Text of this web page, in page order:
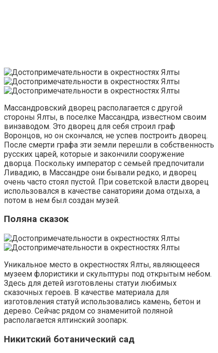
Массандровский дворец располагается с другой
стороны Ялты, в поселке Массандра, известном своим
винзаводом. Это дворец для себя строил граф
Воронцов, но он скончался, не успев построить дворец.
После смерти графа эти земли перешли в собственность
русских царей, которые и закончили сооружение
дворца. Поскольку император с семьей предпочитали
Ливадию, в Массандре они бывали редко, и дворец
очень часто стоял пустой. При советской власти дворец
использовался в качестве санаторияи дома отдыха, а
потом в нем был создан музей.
Поляна сказок
Уникальное место в окрестностях Ялты, являющееся
музеем флористики и скульптуры под открытым небом.
Здесь для детей изготовлены статуи любимых
сказочных героев. В качестве материала для
изготовления статуй использовались камень, бетон и
дерево. Сейчас рядом со знаменитой поляной
располагается ялтинский зоопарк.
Никитский ботанический сад